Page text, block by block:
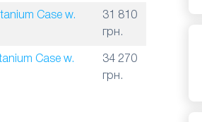
Case w.
31 810
грн.
Case w.
34 270
грн.